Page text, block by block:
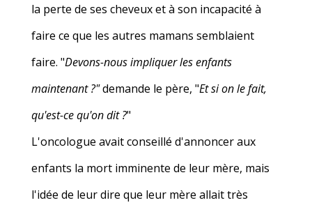
la perte de ses cheveux et à son incapacité à
faire ce que les autres mamans semblaient
faire. "Devons-nous impliquer les enfants
maintenant ?"demande le père, "Et si on le fait,
qu'est-ce qu'on dit ?"
L'oncologue avait conseillé d'annoncer aux
enfants la mort imminente de leur mère, mais
l'idée de leur dire que leur mère allait très